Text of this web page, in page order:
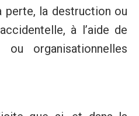
la destruction ou
à l’aide de
ou organisationnelles